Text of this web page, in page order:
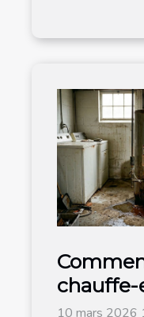
chauffe-
un
10 mars 2026